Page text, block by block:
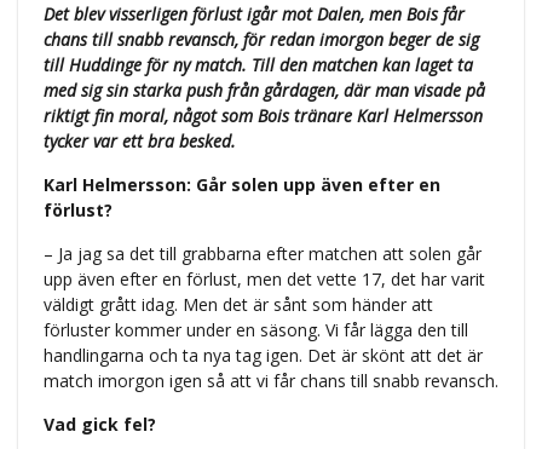
Det blev visserligen förlust igår mot Dalen, men Bois får
chans till snabb revansch, för redan imorgon beger de sig
till Huddinge för ny match. Till den matchen kan laget ta
med sig sin starka push från gårdagen, där man visade på
riktigt fin moral, något som Bois tränare Karl Helmersson
tycker var ett bra besked.
Karl Helmersson: Går solen upp även efter en
förlust?
– Ja jag sa det till grabbarna efter matchen att solen går
upp även efter en förlust, men det vette 17, det har varit
väldigt grått idag. Men det är sånt som händer att
förluster kommer under en säsong. Vi får lägga den till
handlingarna och ta nya tag igen. Det är skönt att det är
match imorgon igen så att vi får chans till snabb revansch.
Vad gick fel?